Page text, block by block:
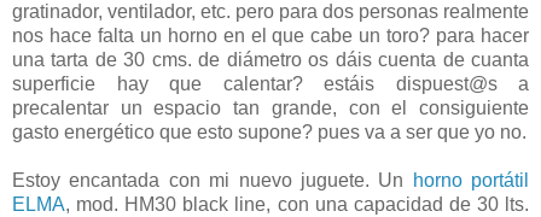
gratinador, ventilador, etc. pero para dos personas realmente
nos hace falta un horno en el que cabe un toro? para hacer
una tarta de 30 cms. de diámetro os dáis cuenta de cuanta
superficie hay que calentar? estáis dispuest@s a
precalentar un espacio tan grande, con el consiguiente
gasto energético que esto supone? pues va a ser que yo no.
Estoy encantada con mi nuevo juguete. Un
horno portátil
ELMA, mod. HM30 black line, con una capacidad de 30 lts.